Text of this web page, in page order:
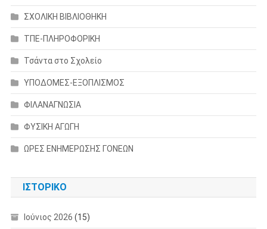
ΣΧΟΛΙΚΗ ΒΙΒΛΙΟΘΗΚΗ
ΤΠΕ-ΠΛΗΡΟΦΟΡΙΚΗ
Τσάντα στο Σχολείο
ΥΠΟΔΟΜΕΣ-ΕΞΟΠΛΙΣΜΟΣ
ΦΙΛΑΝΑΓΝΩΣΙΑ
ΦΥΣΙΚΗ ΑΓΩΓΗ
ΩΡΕΣ ΕΝΗΜΕΡΩΣΗΣ ΓΟΝΕΩΝ
ΙΣΤΟΡΙΚΌ
Ιούνιος 2026 (15)